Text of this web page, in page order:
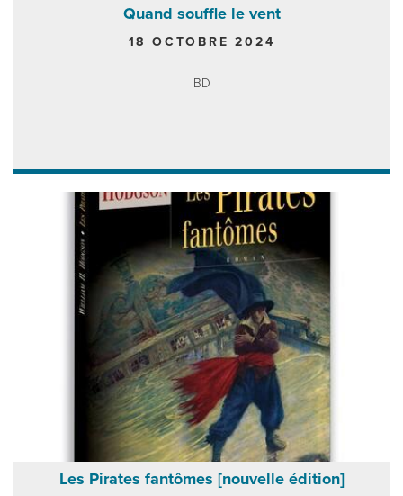
Quand souffle le vent
18 OCTOBRE 2024
BD
Les Pirates fantômes [nouvelle édition]